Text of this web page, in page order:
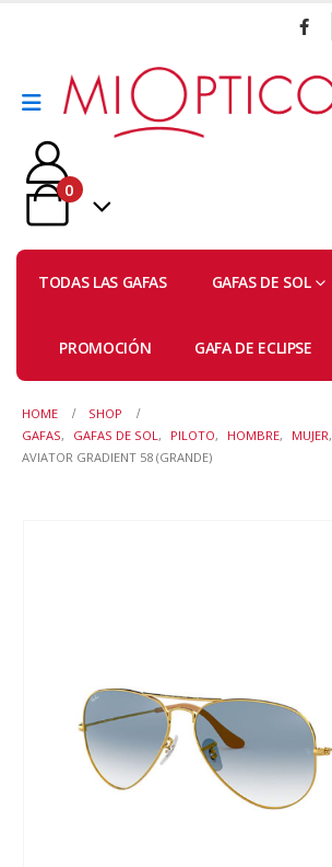
0
TODAS LAS GAFAS GAFAS DE SOL
PROMOCIÓN GAFA DE ECLIPSE
HOME
SHOP
GAFAS, GAFAS DE SOL, PILOTO, HOMBRE, MUJER,
AVIATOR GRADIENT 58 (GRANDE)